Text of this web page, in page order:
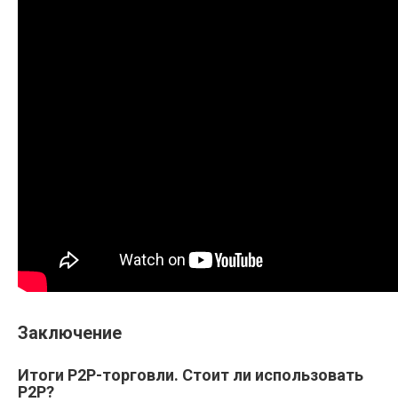
Заключение
Итоги P2P-торговли. Стоит ли использовать
P2P?